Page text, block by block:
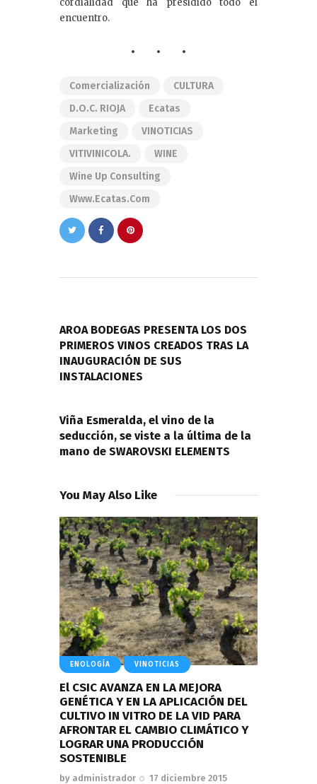
encuentro.
Comercialización
CULTURA
D.O.C. RIOJA
Ecatas
Marketing
VINOTICIAS
VITIVINICOLA.
WINE
Wine Up Consulting
Www.ecatas.com
entradas
AROA BODEGAS PRESENTA LOS DOS
PRIMEROS VINOS CREADOS TRAS LA
INAUGURACIÓN DE SUS
INSTALACIONES
Viña Esmeralda, el vino de la
seducción, se viste a la última de la
mano de SWAROVSKI ELEMENTS
You May Also Like
ENOLOGÍA VINOTICIAS
El CSIC AVANZA EN LA MEJORA
GENÉTICA Y EN LA APLICACIÓN DEL
CULTIVO IN VITRO DE LA VID PARA
AFRONTAR EL CAMBIO CLIMÁTICO Y
LOGRAR UNA PRODUCCIÓN
SOSTENIBLE
by administrador 17 diciembre 2015